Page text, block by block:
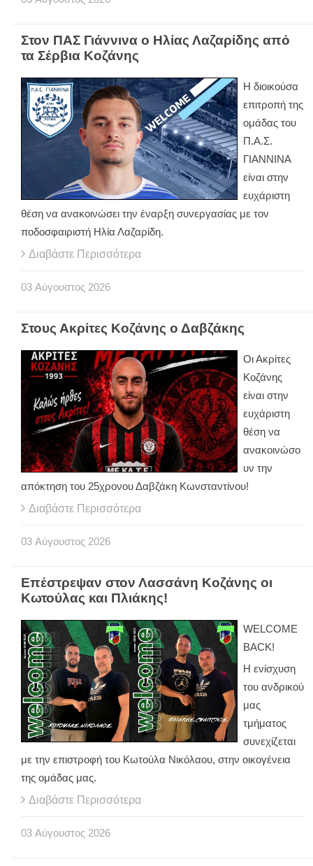
Στον ΠΑΣ Γιάννινα ο Ηλίας Λαζαρίδης από
τα Σέρβια Κοζάνης
Η διοικούσα
επιτροπή της
ομάδας του
Π.Α.Σ.
ΓΙΑΝΝΙΝΑ
είναι στην
ευχάριστη
θέση να ανακοινώσει την έναρξη συνεργασίας με τον
ποδοσφαιριστή Ηλία Λαζαρίδη.
Διαβάστε Περισσότερα
03 Αύγουστος 2026
Στους Ακρίτες Κοζάνης ο Δαβζάκης
Οι Ακρίτες
Κοζάνης
είναι στην
ευχάριστη
θέση να
ανακοινώσο
υν την
απόκτηση του 25χρονου Δαβζάκη Κωνσταντίνου!
Διαβάστε Περισσότερα
03 Αύγουστος 2026
Επέστρεψαν στον Λασσάνη Κοζάνης οι
Κωτούλας και Πλιάκης!
WELCOME
BACK!
Η ενίσχυση
του ανδρικού
μας
τμήματος
συνεχίζεται
με την επιστροφή του Κωτούλα Νικόλαου, στην οικογένεια
της ομάδας μας.
Διαβάστε Περισσότερα
03 Αύγουστος 2026